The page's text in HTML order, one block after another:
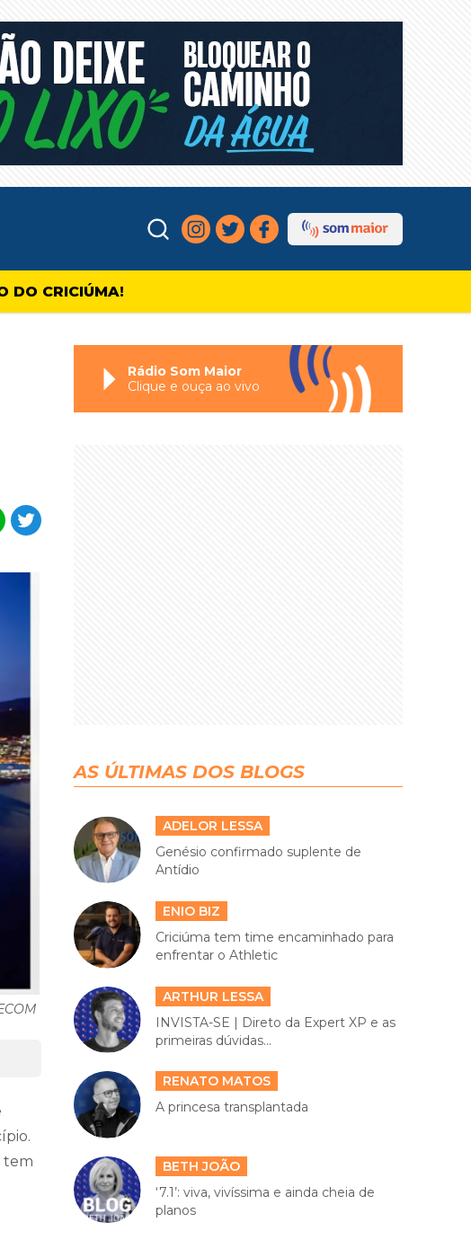
DO CRICIÚMA!
tem
Rádio Som Maior
Clique e ouça ao vivo
AS ÚLTIMAS DOS BLOGS
ADELOR LESSA
Genésio confirmado suplente de
Antídio
ENIO BIZ
Criciúma tem time encaminhado para
enfrentar o Athletic
ARTHUR LESSA
INVISTA-SE | Direto da Expert XP e as
primeiras dúvidas...
RENATO MATOS
A princesa transplantada
BETH JOÃO
‘7.1’: viva, vivíssima e ainda cheia de
planos